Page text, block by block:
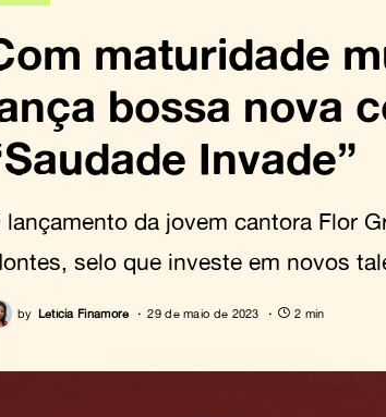
maturidade
bossa nova
Invade”
lançamento da jovem cantora Flor
selo que investe em novos
by Letícia Finamore 29 de maio de 2023 2 min